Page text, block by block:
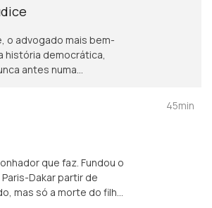
o advogado mais bem-
história democrática,
antes numa
que faz. Fundou o
Dakar partir de
mas só a morte do filho
45min